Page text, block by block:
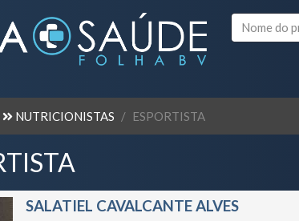
NUTRICIONISTAS ESPORTISTA
SALATIEL CAVALCANTE ALVES